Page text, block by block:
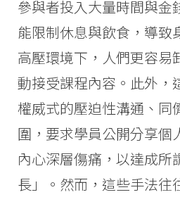
參與者投入大量時間與金
能限制休息與飲食，導致
高壓環境下，人們更容易
動接受課程內容。此外，
權威式的壓迫性溝通、同
圍，要求學員公開分享個
內心深層傷痛，以達成所
長」。然而，這些手法往